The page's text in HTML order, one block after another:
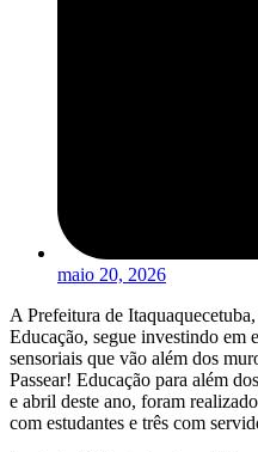
maio 20, 2026
A Prefeitura de
Educação, segue investindo em
sensoriais que vão além dos
Passear! Educação para além
e abril deste ano, foram
com estudantes e três com